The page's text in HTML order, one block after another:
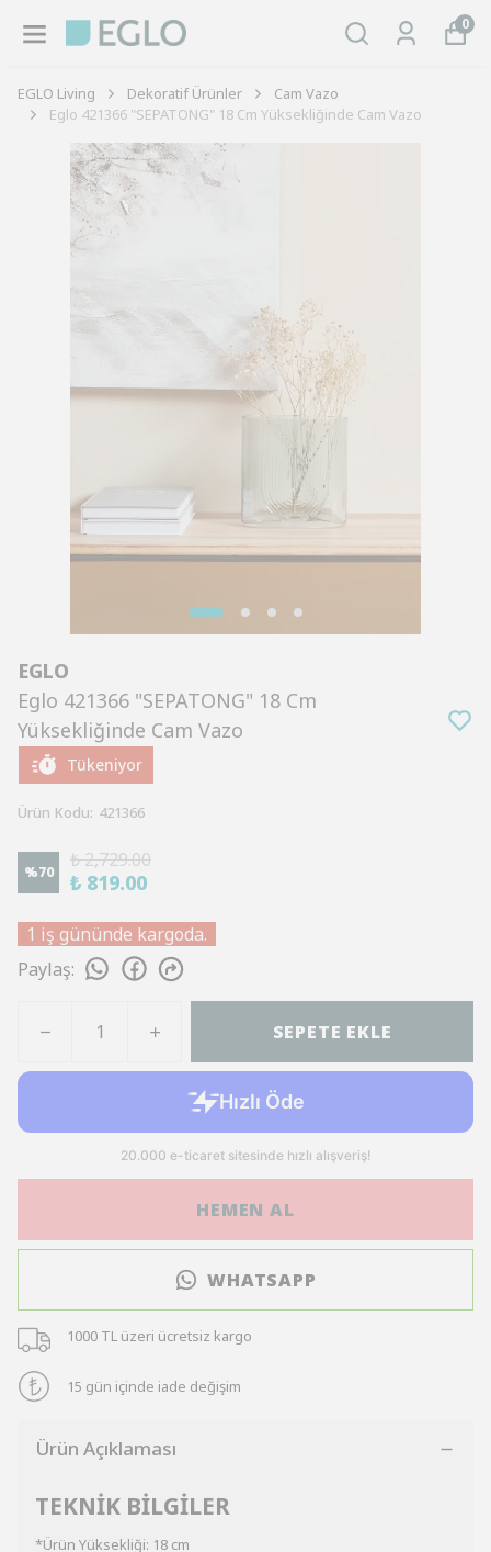
0
EGLO Living Dekoratif Ürünler
Cam Vazo
Eglo 421366 "SEPATONG" 18 Cm Yüksekliğinde Cam Vazo
EGLO
Eglo 421366 "SEPATONG" 18 Cm
Yüksekliğinde Cam Vazo
Tükeniyor
Ürün Kodu: 421366
%70
₺ 2,729.00
₺ 819.00
1 iş gününde kargoda.
Paylaş:
SEPETE EKLE
HEMEN AL
WHATSAPP
1000 TL üzeri ücretsiz kargo
15 gün içinde iade değişim
Ürün Açıklaması
TEKNİK BİLGİLER
*Ürün Yüksekliği: 18 cm